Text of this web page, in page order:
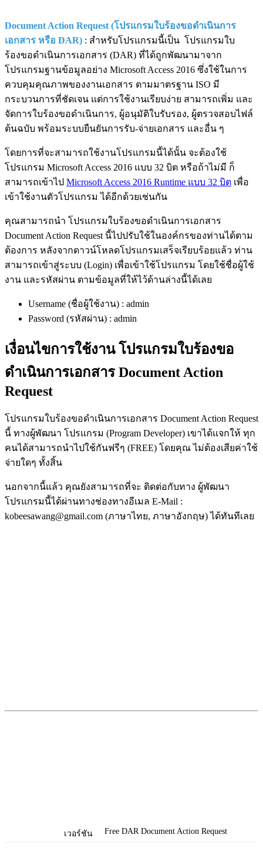
Document Action Request (โปรแกรมใบร้องขอดำเนินการ
เอกสาร หรือ DAR) : สำหรับโปรแกรมนี้เป็น โปรแกรมใบ
ร้องขอดำเนินการเอกสาร (DAR) ที่ได้ถูกพัฒนามาจาก
โปรแกรมฐานข้อมูลอย่าง Microsoft Access 2016 ซึ่งใช้ในการ
ควบคุมคุณภาพของงานเอกสาร ตามมาตรฐาน ISO มี
กระบวนการที่ชัดเจน แต่การใช้งานเรียบง่าย สามารถเพิ่ม และ
จัดการใบร้องขอดำเนินการ, ผู้อนุมัติใบรับรอง, ผู้ตรวจสอบไฟล์
ต้นฉบับ พร้อมระบบยืนยันการรับ-จ่ายเอกสาร และอื่น ๆ
โดยการที่จะสามารถใช้งานโปรแกรมนี้ได้นั้น จะต้องใช้
โปรแกรม Microsoft Access 2016 แบบ 32 บิต หรือถ้าไม่มี ก็
สามารถเข้าไป Microsoft Access 2016 Runtime แบบ 32 บิต เพื่อ
เข้าใช้งานตัวโปรแกรม ได้อีกด้วยเช่นกัน
คุณสามารถนำ โปรแกรมใบร้องขอดำเนินการเอกสาร
Document Action Request นี้ไปปรับใช้ในองค์กรของท่านได้ตาม
ต้องการ หลังจากดาวน์โหลดโปรแกรมเสร็จเรียบร้อยแล้ว ท่าน
สามารถเข้าสู่ระบบ (Login) เพื่อเข้าใช้โปรแกรม โดยใช้ชื่อผู้ใช้
งาน และรหัสผ่าน ตามข้อมูลที่ให้ไว้ด้านล่างนี้ได้เลย
Username (ชื่อผู้ใช้งาน) : admin
Password (รหัสผ่าน) : admin
เงื่อนไขการใช้งาน โปรแกรมใบร้องขอ
ดำเนินการเอกสาร Document Action
Request
โปรแกรมใบร้องขอดำเนินการเอกสาร Document Action Request
นี้ ทางผู้พัฒนา โปรแกรม (Program Developer) เขาได้แจกให้ ทุก
คนได้สามารถนำไปใช้กันฟรีๆ (FREE) โดยคุณ ไม่ต้องเสียค่าใช้
จ่ายใดๆ ทั้งสิ้น
นอกจากนี้แล้ว คุณยังสามารถที่จะ ติดต่อกับทาง ผู้พัฒนา
โปรแกรมนี้ได้ผ่านทางช่องทางอีเมล E-Mail :
kobeesawang@gmail.com (ภาษาไทย, ภาษาอังกฤษ) ได้ทันทีเลย
เวอร์ชัน Free DAR Document Action Request